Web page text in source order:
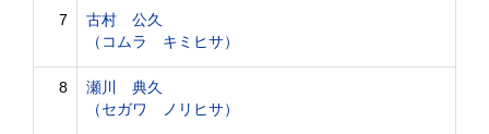
7
古村 公久
（コムラ キミヒサ）
8
瀬川 典久
（セガワ ノリヒサ）